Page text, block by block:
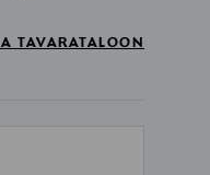
TAVARATALOON